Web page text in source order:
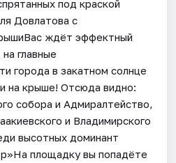
под краской
Довлатова с
ждёт эффектный
главные
города в закатном солнце
на крыше! Отсюда видно:
собора и Адмиралтейство,
и Владимирского
высотных доминант
площадку вы попадёте